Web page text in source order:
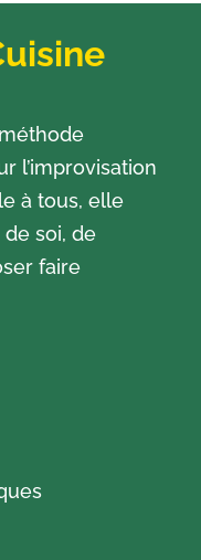
l’improvisation
à tous, elle
soi, de
faire